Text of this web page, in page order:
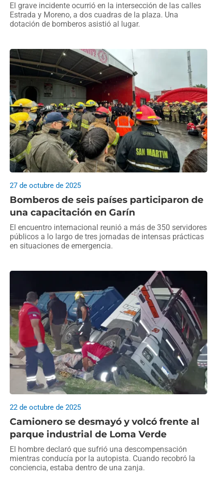
El grave incidente ocurrió en la intersección de las calles
Estrada y Moreno, a dos cuadras de la plaza. Una
dotación de bomberos asistió al lugar.
Bomberos de seis países participaron de
una capacitación en Garín
27 de octubre de 2025
El encuentro internacional reunió a más de 350 servidores
públicos a lo largo de tres jornadas de intensas prácticas
en situaciones de emergencia.
Camionero se desmayó y volcó frente al
parque industrial de Loma Verde
22 de octubre de 2025
El hombre declaró que sufrió una descompensación
mientras conducía por la autopista. Cuando recobró la
conciencia, estaba dentro de una zanja.